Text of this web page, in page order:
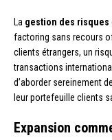
La gestion des risques
factoring sans recours
clients étrangers, un
transactions
d’aborder sereinement
leur portefeuille clients
Expansion